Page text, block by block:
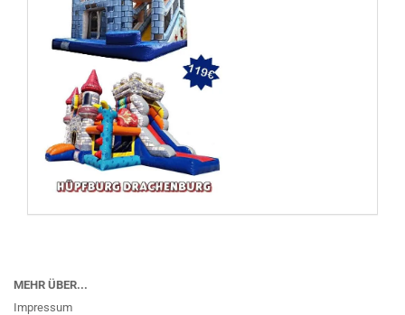
MEHR ÜBER...
Impressum